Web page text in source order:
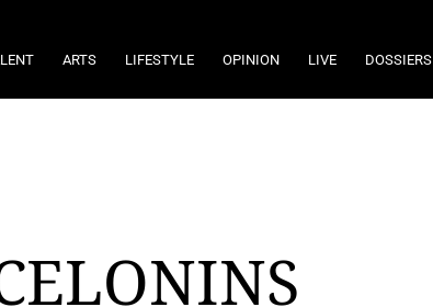
ARTS LIFESTYLE OPINION LIVE DOSSIERS